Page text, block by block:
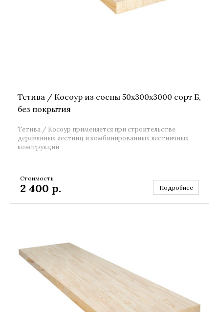
Тетива / Косоур из сосны 50x300x3000 сорт Б,
без покрытия
Тетива / Косоур применяется при строительстве
деревянных лестниц и комбинированных лестничных
конструкций
Стоимость
2 400 р. Подробнее